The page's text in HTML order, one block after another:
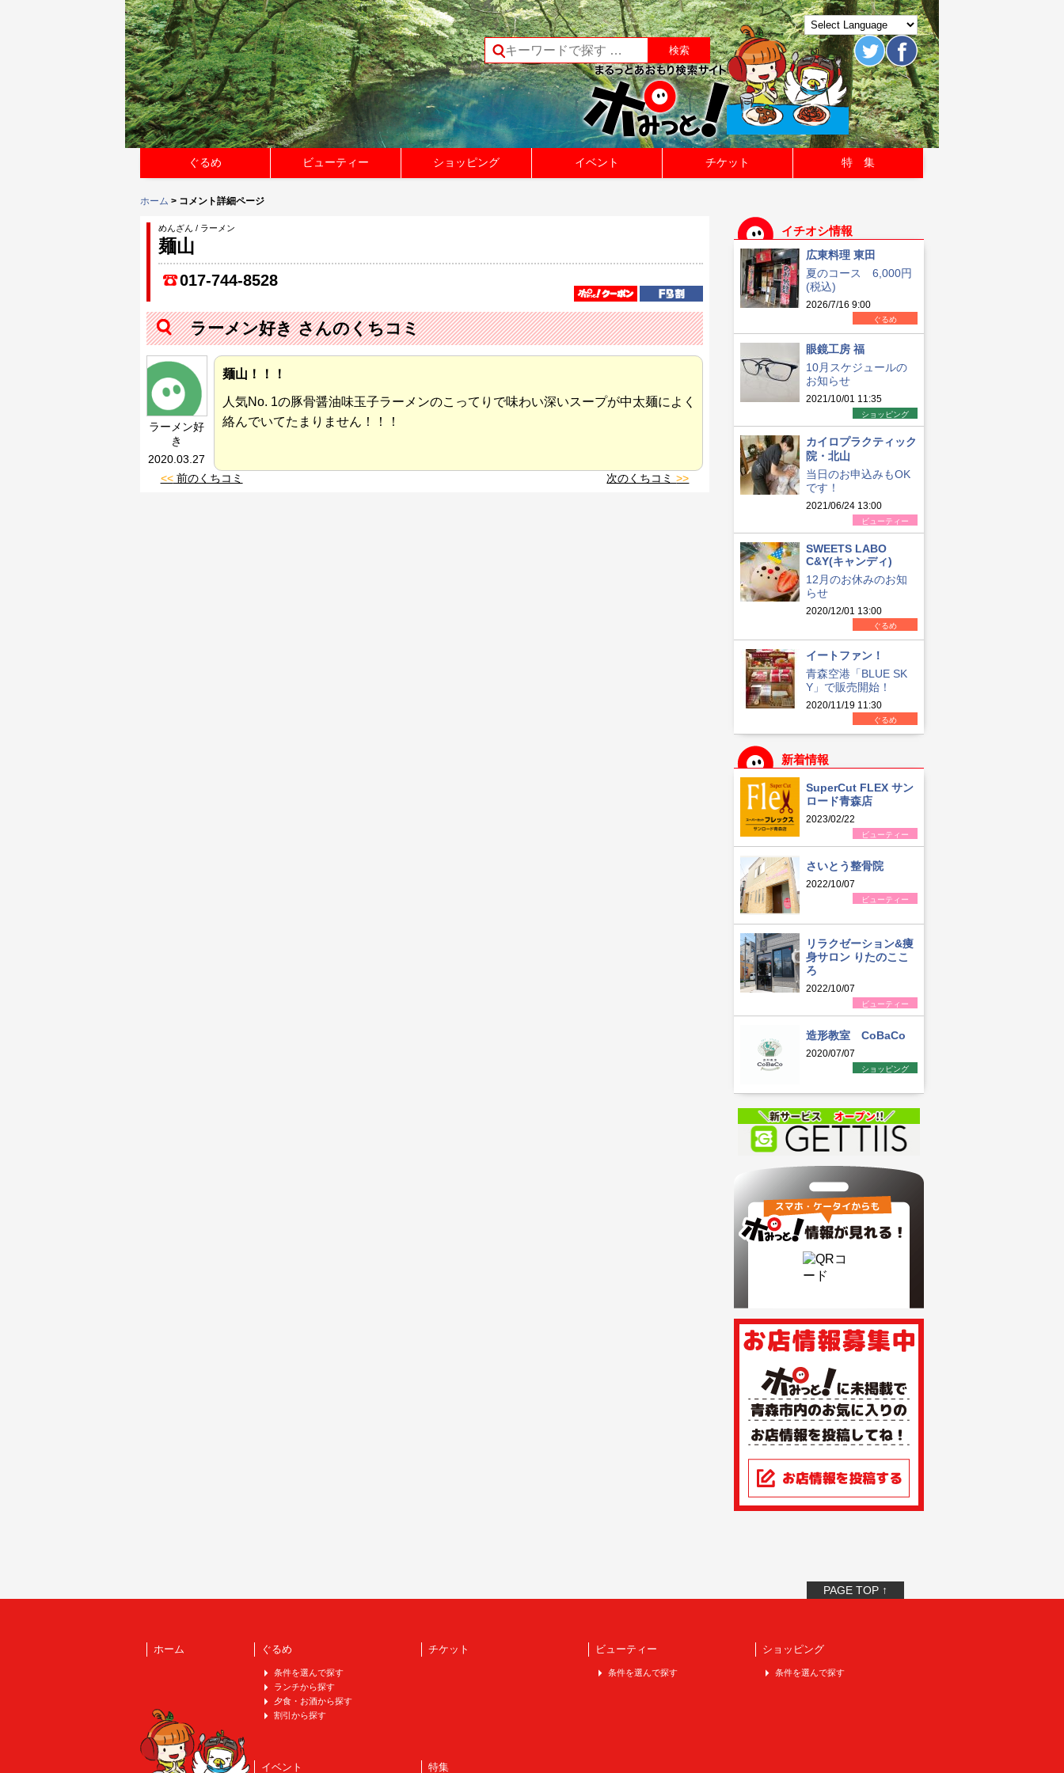
ぐるめ ビューティー ショッピング イベント チケット 特 集
ホーム > コメント詳細ページ
めんざん / ラーメン
麺山
017-744-8528
ラーメン好き さんのくちコミ
ラーメン好
き
2020.03.27
麺山！！！
人気No. 1の豚骨醤油味玉子ラーメンのこってりで味わい深いスープが中太麺によく
絡んでいてたまりません！！！
<<前のくちコミ 次のくちコミ>>
イチオシ情報
広東料理 東田
夏のコース 6,000円
(税込)
2026/7/16 9:00
ぐるめ
眼鏡工房 福
10月スケジュールの
お知らせ
2021/10/01 11:35
ショッピング
カイロプラクティック
院・北山
当日のお申込みもOK
です！
2021/06/24 13:00
ビューティー
SWEETS LABO
C&Y(キャンディ)
12月のお休みのお知
らせ
2020/12/01 13:00
ぐるめ
イートファン！
青森空港「BLUE SK
Y」で販売開始！
2020/11/19 11:30
ぐるめ
新着情報
SuperCut FLEX サン
ロード青森店
2023/02/22
ビューティー
さいとう整骨院
2022/10/07
ビューティー
リラクゼーション&痩
身サロン りたのここ
ろ
2022/10/07
ビューティー
造形教室 CoBaCo
2020/07/07
ショッピング
PAGE TOP ↑
ホーム ぐるめ
条件を選んで探す
ランチから探す
夕食・お酒から探す
割引から探す
チケット ビューティー
条件を選んで探す
ショッピング
条件を選んで探す
イベント 特集